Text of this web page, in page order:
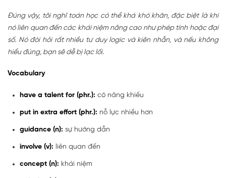
Đúng vậy, tôi nghĩ toán học có thể khá khó khăn, đặc biệt là khi
nó liên quan đến các khái niệm nâng cao như phép tính hoặc đại
số. Nó đòi hỏi rất nhiều tư duy logic và kiên nhẫn, và nếu không
hiểu đúng, bạn sẽ dễ bị lạc lối.
Vocabulary
have a talent for (phr.): có năng khiếu
put in extra effort (phr.): nỗ lực nhiều hơn
guidance (n): sự hướng dẫn
involve (v): liên quan đến
concept (n): khái niệm